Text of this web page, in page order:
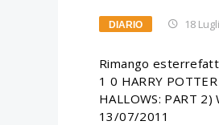
DIARIO 18
Rimango
1 0 HARRY
HALLOWS: PART
13/07/2011